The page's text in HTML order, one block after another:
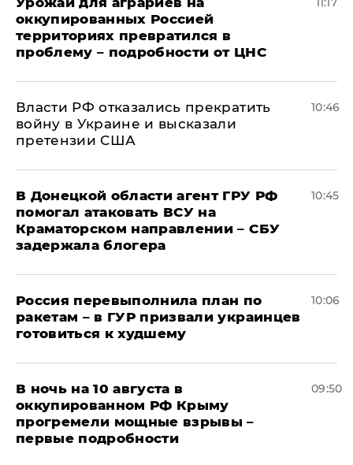
оккупированных Россией
территориях превратился в
проблему – подробности от ЦНС
Власти РФ отказались прекратить
войну в Украине и высказали
претензии США
10:46
В Донецкой области агент ГРУ РФ
помогал атаковать ВСУ на
Краматорском направлении – СБУ
задержала блогера
10:45
Россия перевыполнила план по
ракетам – в ГУР призвали украинцев
готовиться к худшему
10:06
В ночь на 10 августа в
оккупированном РФ Крыму
прогремели мощные взрывы –
первые подробности
09:50